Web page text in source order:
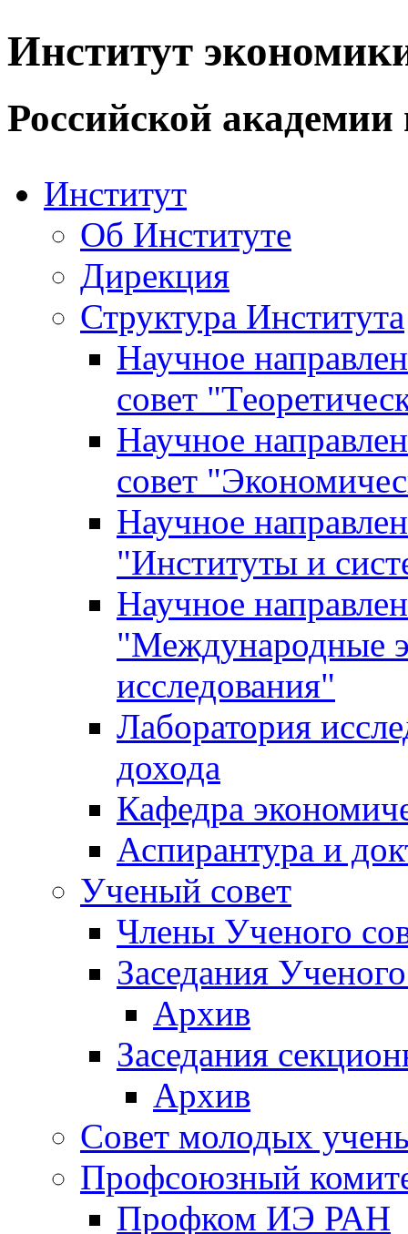
Институт
Российской академии
Институт
Об Институте
Дирекция
Структура Института
Научное
совет
Научное
совет
Научное
"Институты и
Научное
"Международные
исследования"
Лаборатория
дохода
Кафедра
Аспирантура и
Ученый совет
Члены Ученого
Заседания
Архив
Заседания
Архив
Совет молодых
Профсоюзный
Профком ИЭ РАН